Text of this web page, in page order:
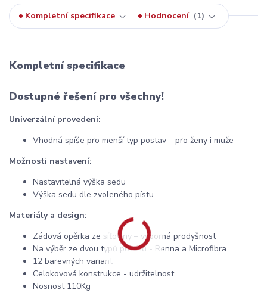
Kompletní specifikace Hodnocení 1
Kompletní specifikace
Dostupné řešení pro všechny!
Univerzální provedení:
Vhodná spíše pro menší typ postav – pro ženy i muže
Možnosti nastavení:
Nastavitelná výška sedu
Výška sedu dle zvoleného pístu
Materiály a design:
Zádová opěrka ze síťoviny – výborná prodyšnost
Na výběr ze dvou typů potahů - Renna a Microfibra
12 barevných variant
Celokovová konstrukce - udržitelnost
Nosnost 110Kg